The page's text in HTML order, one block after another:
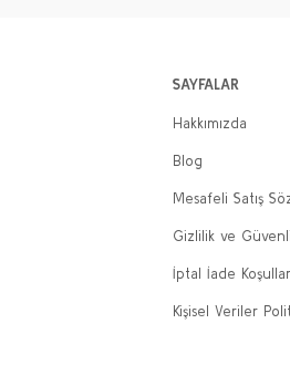
SAYFALAR
Hakkımızda
Blog
Mesafeli Satış
Gizlilik ve
İptal İade
Kişisel Veriler